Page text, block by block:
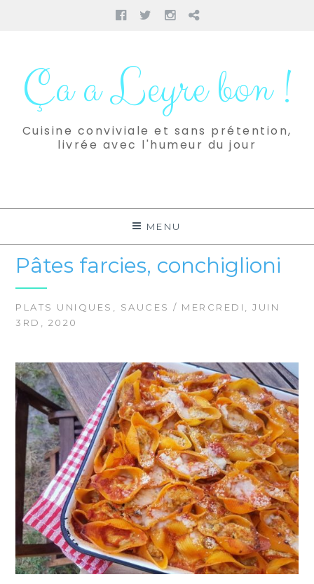
Facebook
TwitterInstagram
Pinterest
contenuÇa a Leyre bon !
Cuisine conviviale et sans prétention,
livrée avec l'humeur du jour
MENU
Pâtes farcies, conchiglioni
PLATS UNIQUES SAUCES / MERCREDI, JUIN
3RD, 2020